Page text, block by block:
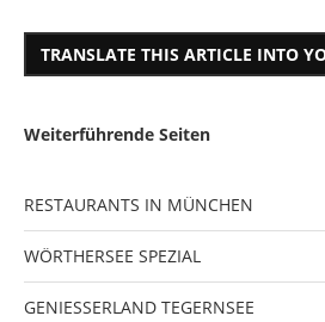
TRANSLATE THIS ARTICLE INTO
Weiterführende Seiten
RESTAURANTS IN MÜNCHEN
WÖRTHERSEE SPEZIAL
GENIESSERLAND TEGERNSEE